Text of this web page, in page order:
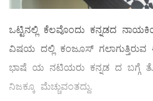
ಒಟ್ಟಿನಲ್ಲಿ ಕೆಲವೊಂದು ಕನ್ನಡದ
ವಿಷಯ ದಲ್ಲಿ ಕಂಜೂಸ್
ಭಾಷೆ ಯ ನಟಿಯರು ಕನ್ನಡ ದ ಬಗ್ಗೆ
ನಿಜಕ್ಕೂ ಮೆಚ್ಚುವಂತದ್ದು.